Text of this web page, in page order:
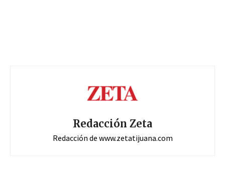
Redacción Zeta
Redacción de www.zetatijuana.com